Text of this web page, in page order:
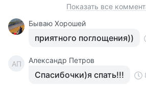
Показать все
Бываю Хорошей
приятного поглощения))
АП Александр Петров
Спасибочки)я спать!!!